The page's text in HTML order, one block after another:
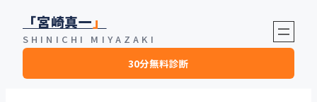
「宮崎真一 」
SHINICHI MIYAZAKI
30分無料診断